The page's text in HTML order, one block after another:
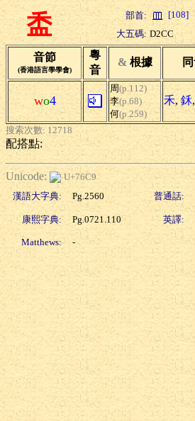
盉 部首: [108]
大五碼: D2CC
音節
(香港語言學學會)
粵
音
& 根據
wo4
周(p.112)
李(p.68)
何(p.259)
禾, 鉌,
搜索次數: 12718
配搭點:
Unicode:
U+76C9
漢語大字典:
Pg.2560 普通話:
康熙字典: Pg.0721.110 英譯:
Matthews: -